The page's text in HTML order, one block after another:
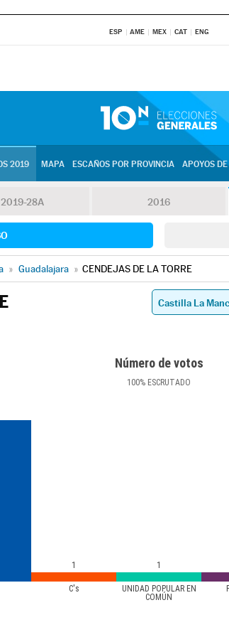
ESP AME MEX CAT ENG
2019 MAPA ESCAÑOS POR PROVINCIA APOYOS
2019-28A 2016
» Guadalajara » CENDEJAS DE LA TORRE
Número de votos
100% ESCRUTADO
C's
UNIDAD POPULAR EN
COMÚN
1 1